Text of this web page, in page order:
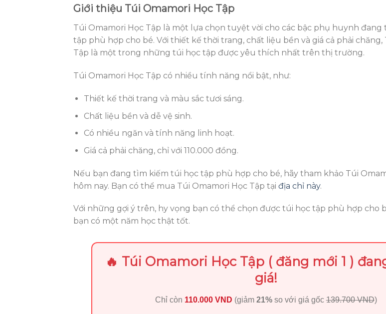
Giới thiệu Túi Omamori Học Tập
Túi Omamori Học Tập là một lựa chọn tuyệt vời cho các bậc phụ huynh
tập phù hợp cho bé. Với thiết kế thời trang, chất liệu bền và giá cả phải chăng,
Tập là một trong những túi học tập được yêu thích nhất trên thị trường.
Túi Omamori Học Tập có nhiều tính năng nổi bật, như:
Thiết kế thời trang và màu sắc tươi sáng.
Chất liệu bền và dễ vệ sinh.
Có nhiều ngăn và tính năng linh hoạt.
Giá cả phải chăng, chỉ với 110.000 đồng.
Nếu bạn đang tìm kiếm túi học tập phù hợp cho bé, hãy tham khảo Túi
hôm nay. Bạn có thể mua Túi Omamori Học Tập tại địa chỉ này.
Với những gợi ý trên, hy vọng bạn có thể chọn được túi học tập phù hợp cho
bạn có một năm học thật tốt.
🔥 Túi Omamori Học Tập ( đăng mới 1 )
giá!
Chỉ còn 110.000 VND (giảm 21%so với giá gốc139.700 VND)